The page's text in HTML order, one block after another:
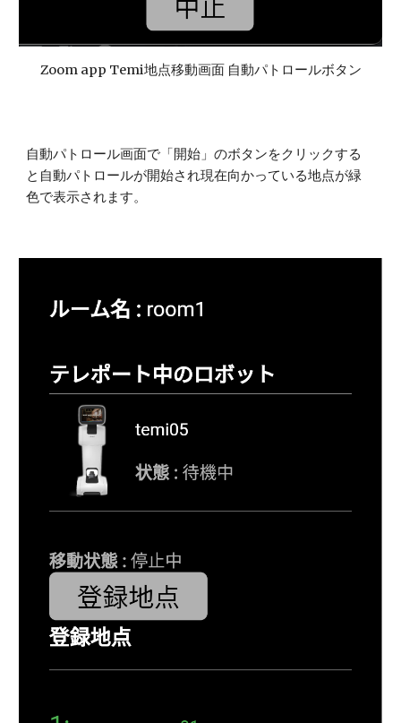
Zoom app Temi地点移動画面 自動パトロールボタン
自動パトロール画面で「開始」のボタンをクリックする
と自動パトロールが開始され現在向かっている地点が緑
色で表示されます。